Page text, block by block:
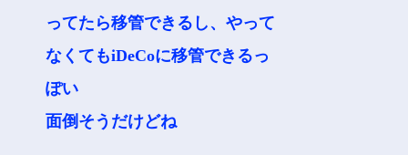
ってたら移管できるし、やって
なくてもiDeCoに移管できるっ
ぽい
面倒そうだけどね